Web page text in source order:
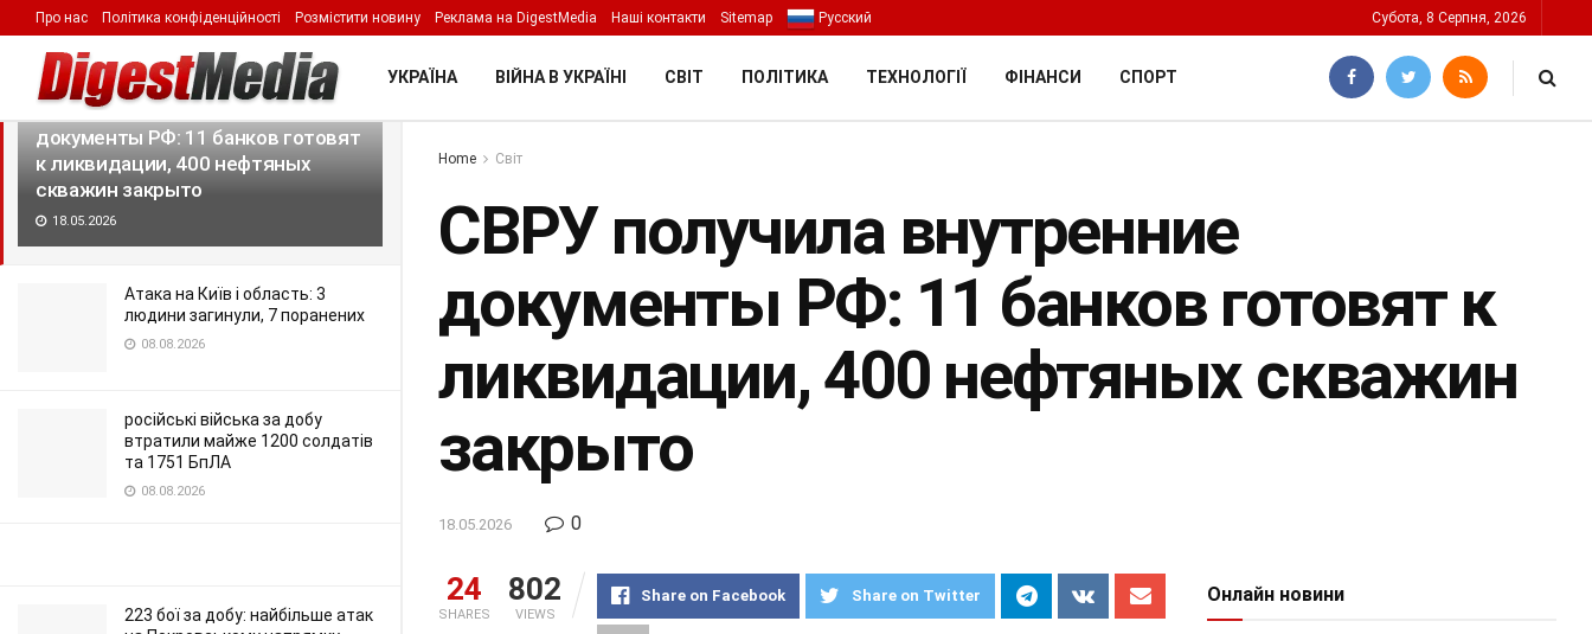
LATEST TRENDING Filter
СВРУ получила внутренние
документы РФ: 11 банков готовят
к ликвидации, 400 нефтяных
скважин закрыто
18.05.2026
Атака на Київ і область: 3
людини загинули, 7 поранених
08.08.2026
російські війська за добу
втратили майже 1200 солдатів
та 1751 БпЛА
08.08.2026
223 бої за добу: найбільше атак
Про нас Політика конфіденційності Розмістити новину Реклама на DigestMedia Наші контакти Sitemap Русский Субота, 8 Серпня, 2026
УКРАЇНА ВІЙНА В УКРАЇНІ СВІТ ПОЛІТИКА ТЕХНОЛОГІЇ ФІНАНСИ СПОРТ
Home Світ
СВРУ получила внутренние
документы РФ: 11 банков готовят к
ликвидации, 400 нефтяных скважин
закрыто
18.05.2026 0
24
SHARES
802
VIEWS
Share on Facebook Share on Twitter Онлайн новини